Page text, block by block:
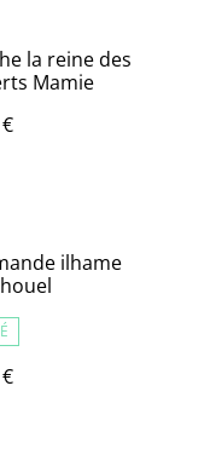
la reine des
Mamie
ilhame